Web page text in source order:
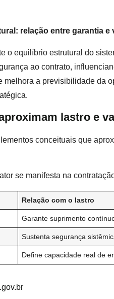
relação entre garantia e
o equilíbrio estrutural do
ao contrato,
melhora a previsibilidade da
lastro e
conceituais que
se manifesta na
Relação com o lastro
Garante suprimento
Sustenta segurança
Define capacidade real de